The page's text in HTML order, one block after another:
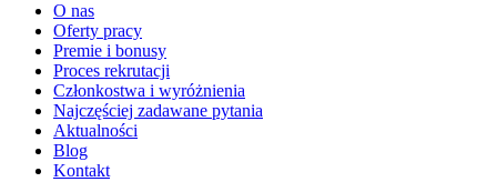
O nas
Oferty pracy
Premie i bonusy
Proces rekrutacji
Członkostwa i wyróżnienia
Najczęściej zadawane pytania
Aktualności
Blog
Kontakt